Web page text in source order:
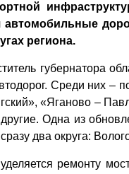
автомобильные
региона.
губернатора
Среди них –
«Яганово –
Одна из
два округа:
ремонту